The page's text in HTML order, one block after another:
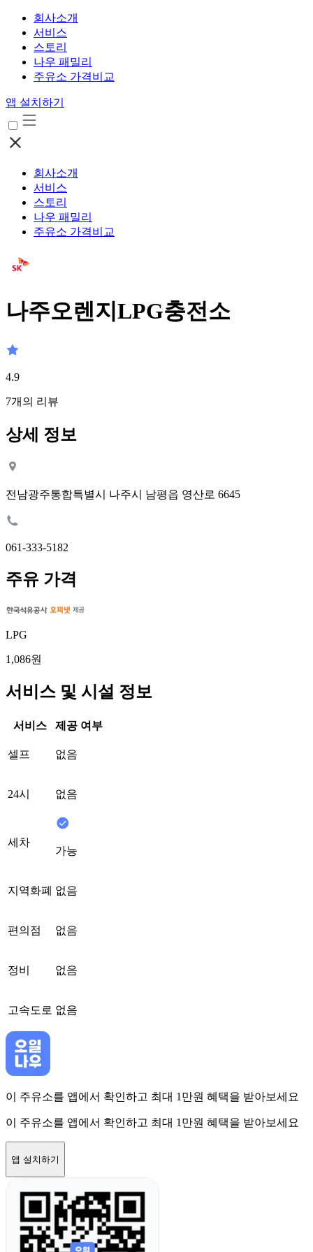
회사소개
서비스
스토리
나우 패밀리
주유소 가격비교
앱 설치하기
회사소개
서비스
스토리
나우 패밀리
주유소 가격비교
나주오렌지LPG충전소
4.9
7개의 리뷰
상세 정보
전남광주통합특별시 나주시 남평읍 영산로 6645
061-333-5182
주유 가격
LPG
1,086원
서비스 및 시설 정보
서비스 제공 여부
셀프 없음
24시 없음
세차
가능
지역화폐 없음
편의점 없음
정비 없음
고속도로 없음
이 주유소를 앱에서 확인하고 최대 1만원 혜택을 받아보세요
이 주유소를 앱에서 확인하고 최대 1만원 혜택을 받아보세요
앱 설치하기